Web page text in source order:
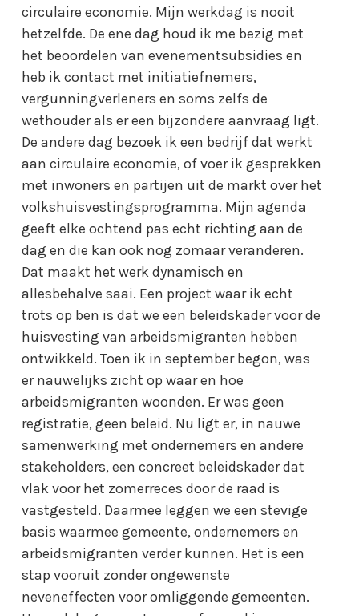
circulaire economie. Mijn werkdag is nooit
hetzelfde. De ene dag houd ik me bezig met
het beoordelen van evenementsubsidies en
heb ik contact met initiatiefnemers,
vergunningverleners en soms zelfs de
wethouder als er een bijzondere aanvraag ligt.
De andere dag bezoek ik een bedrijf dat werkt
aan circulaire economie, of voer ik gesprekken
met inwoners en partijen uit de markt over het
volkshuisvestingsprogramma. Mijn agenda
geeft elke ochtend pas echt richting aan de
dag en die kan ook nog zomaar veranderen.
Dat maakt het werk dynamisch en
allesbehalve saai. Een project waar ik echt
trots op ben is dat we een beleidskader voor de
huisvesting van arbeidsmigranten hebben
ontwikkeld. Toen ik in september begon, was
er nauwelijks zicht op waar en hoe
arbeidsmigranten woonden. Er was geen
registratie, geen beleid. Nu ligt er, in nauwe
samenwerking met ondernemers en andere
stakeholders, een concreet beleidskader dat
vlak voor het zomerreces door de raad is
vastgesteld. Daarmee leggen we een stevige
basis waarmee gemeente, ondernemers en
arbeidsmigranten verder kunnen. Het is een
stap vooruit zonder ongewenste
neveneffecten voor omliggende gemeenten.